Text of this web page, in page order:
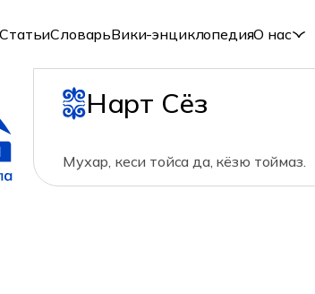
СтатьиСловарьВики-энциклопедияО нас
Нарт Сёз
Мухар, кеси тойса да, кёзю тоймаз.